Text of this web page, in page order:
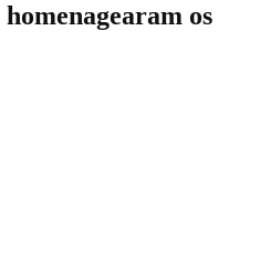
os